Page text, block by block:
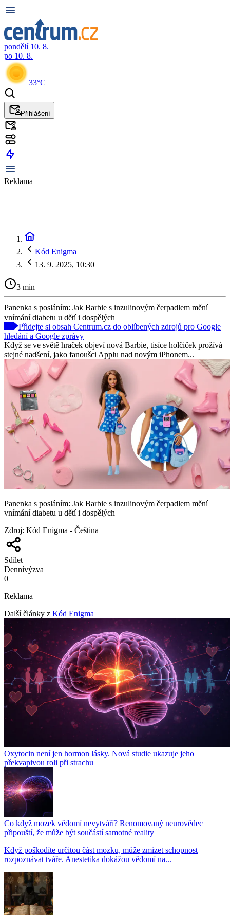
pondělí 10. 8.
po 10. 8.
33°C
Přihlášení
Reklama
Kód Enigma
13. 9. 2025, 10:30
3 min
Panenka s posláním: Jak Barbie s inzulinovým čerpadlem mění
vnímání diabetu u dětí i dospělých
Přidejte si obsah Centrum.cz do oblíbených zdrojů pro Google
hledání a Google zprávy
Když se ve světě hraček objeví nová Barbie, tisíce holčiček prožívá
stejné nadšení, jako fanoušci Applu nad novým iPhonem...
Panenka s posláním: Jak Barbie s inzulinovým čerpadlem mění
vnímání diabetu u dětí i dospělých
Zdroj: Kód Enigma - Čeština
Sdílet
Dennívýzva
0
Reklama
Další články z Kód Enigma
Oxytocin není jen hormon lásky. Nová studie ukazuje jeho
překvapivou roli při strachu
Co když mozek vědomí nevytváří? Renomovaný neurovědec
připouští, že může být součástí samotné reality
Když poškodíte určitou část mozku, může zmizet schopnost
rozpoznávat tváře. Anestetika dokážou vědomí na...